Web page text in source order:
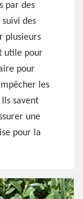
par des
des
plusieurs
utile pour
pour
les
savent
une
pour la